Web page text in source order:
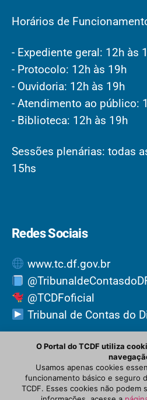
Horários de
- Expediente geral: 12h às
- Protocolo: 12h às 19h
- Ouvidoria: 12h às 19h
- Atendimento ao público:
- Biblioteca: 12h às 19h
Sessões plenárias: todas
15hs
Redes Sociais
www.tc.df.gov.br
@TCDFoficial
Tribunal de Contas do
O Portal do TCDF utiliza
Usamos apenas cookies
funcionamento básico e seguro
TCDF. Esses cookies não podem